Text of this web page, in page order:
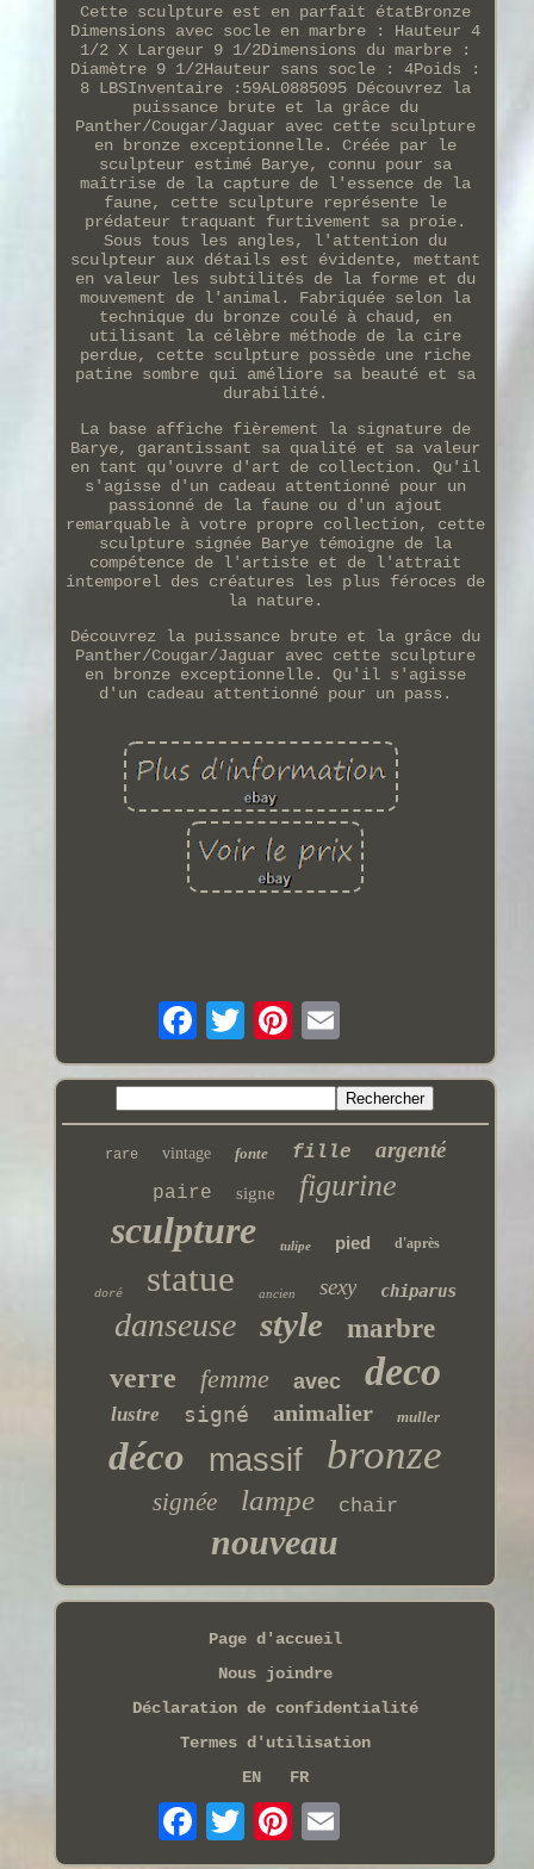
Cette sculpture est en parfait étatBronze
Dimensions avec socle en marbre : Hauteur 4
1/2 X Largeur 9 1/2Dimensions du marbre :
Diamètre 9 1/2Hauteur sans socle : 4Poids :
8 LBSInventaire :59AL0885095 Découvrez la
puissance brute et la grâce du
Panther/Cougar/Jaguar avec cette sculpture
en bronze exceptionnelle. Créée par le
sculpteur estimé Barye, connu pour sa
maîtrise de la capture de l'essence de la
faune, cette sculpture représente le
prédateur traquant furtivement sa proie.
Sous tous les angles, l'attention du
sculpteur aux détails est évidente, mettant
en valeur les subtilités de la forme et du
mouvement de l'animal. Fabriquée selon la
technique du bronze coulé à chaud, en
utilisant la célèbre méthode de la cire
perdue, cette sculpture possède une riche
patine sombre qui améliore sa beauté et sa
durabilité.
La base affiche fièrement la signature de
Barye, garantissant sa qualité et sa valeur
en tant qu'ouvre d'art de collection. Qu'il
s'agisse d'un cadeau attentionné pour un
passionné de la faune ou d'un ajout
remarquable à votre propre collection, cette
sculpture signée Barye témoigne de la
compétence de l'artiste et de l'attrait
intemporel des créatures les plus féroces de
la nature.
Découvrez la puissance brute et la grâce du
Panther/Cougar/Jaguar avec cette sculpture
en bronze exceptionnelle. Qu'il s'agisse
d'un cadeau attentionné pour un pass.
rare vintage fonte fille argenté
paire signe figurine
sculpture tulipe pied d'après
doré statue ancien sexy chiparus
danseuse style marbre
verre femme avec deco
lustre signé animalier muller
déco massif bronze
signée lampe chair
nouveau
Page d'accueil
Nous joindre
Déclaration de confidentialité
Termes d'utilisation
EN
FR